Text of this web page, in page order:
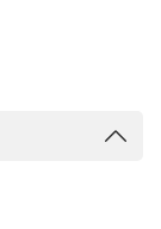
Nieren- oder